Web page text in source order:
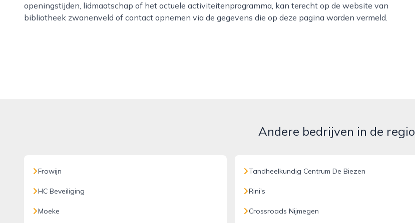
openingstijden, lidmaatschap of het actuele activiteitenprogramma, kan terecht op de website van
bibliotheek zwanenveld of contact opnemen via de gegevens die op deze pagina worden vermeld.
Andere bedrijven in de regio
Frowijn
HC Beveiliging
Moeke
Tandheelkundig Centrum De Biezen
Rini's
Crossroads Nijmegen